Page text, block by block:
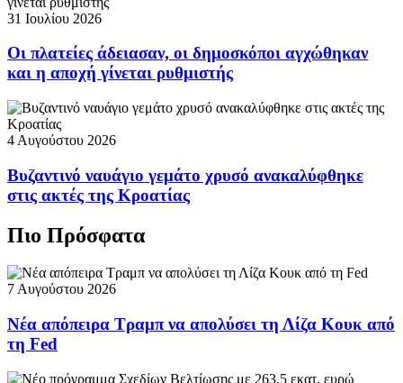
31 Ιουλίου 2026
Οι πλατείες άδειασαν, οι δημοσκόποι αγχώθηκαν
και η αποχή γίνεται ρυθμιστής
4 Αυγούστου 2026
Βυζαντινό ναυάγιο γεμάτο χρυσό ανακαλύφθηκε
στις ακτές της Κροατίας
Πιο Πρόσφατα
7 Αυγούστου 2026
Νέα απόπειρα Τραμπ να απολύσει τη Λίζα Κουκ από
τη Fed